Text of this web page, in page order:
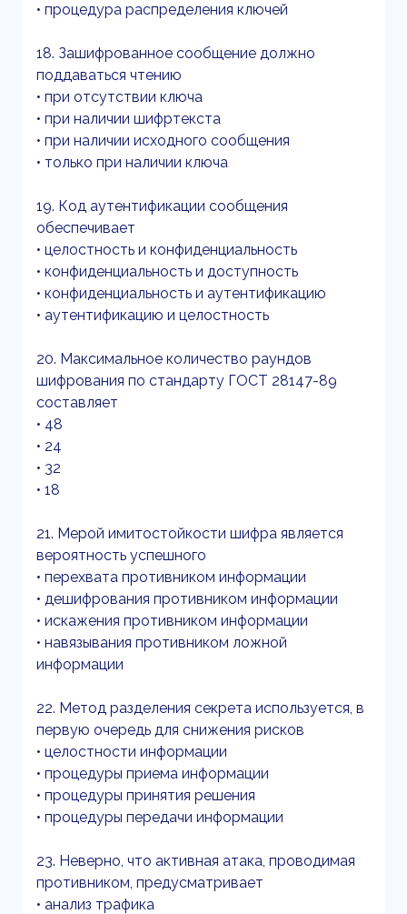
• процедура распределения ключей
18. Зашифрованное сообщение должно
поддаваться чтению
• при отсутствии ключа
• при наличии шифртекста
• при наличии исходного сообщения
• только при наличии ключа
19. Код аутентификации сообщения
обеспечивает
• целостность и конфиденциальность
• конфиденциальность и доступность
• конфиденциальность и аутентификацию
• аутентификацию и целостность
20. Максимальное количество раундов
шифрования по стандарту ГОСТ 28147-89
составляет
• 48
• 24
• 32
• 18
21. Мерой имитостойкости шифра является
вероятность успешного
• перехвата противником информации
• дешифрования противником информации
• искажения противником информации
• навязывания противником ложной
информации
22. Метод разделения секрета используется, в
первую очередь для снижения рисков
• целостности информации
• процедуры приема информации
• процедуры принятия решения
• процедуры передачи информации
23. Неверно, что активная атака, проводимая
противником, предусматривает
• анализ трафика